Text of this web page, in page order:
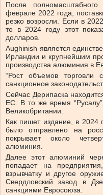
После
феврале 2022 года,
резко возросли. Если в
то в 2024 году этот
долларов.
Aughinish является
Ирландии и крупнейшим
производства алюминия в
“Рост объемов
санкционное
Сейчас Дерипаска
ЕС. В то же время
Великобритании.
Как пишет издание, в 2024
было отправлено на
покрывает около
алюминия.
Далее этот алюминий
попадает на
взрывчатку и другое
Свердловский завод в
санкциями Евросоюза.